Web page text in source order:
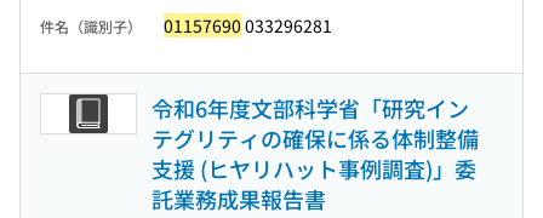
件名（識別子） 01157690 033296281
令和6年度文部科学省「研究イン
テグリティの確保に係る体制整備
支援 (ヒヤリハット事例調査)」委
託業務成果報告書